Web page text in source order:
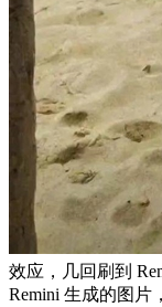
效应，几回刷到
Remini 生成的图片